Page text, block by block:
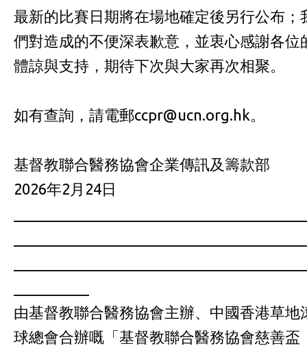
最新的比賽日期將在場地確定後另行公布；
們對造成的不便深表歉意，並衷心感謝各位
體諒與支持，期待下次與大家再次相聚。
如有查詢，請電郵ccpr@ucn.org.hk。
基督教聯合醫務協會企業傳訊及籌款部
2026年2月24日
由基督教聯合醫務協會主辦、中國香港草地
球總會合辦嘅「基督教聯合醫務協會慈善盃